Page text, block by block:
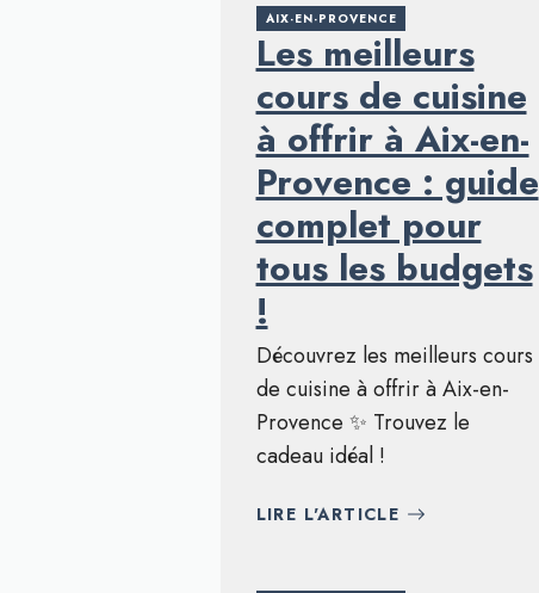
AIX-EN-PROVENCE
Les meilleurs
cours de cuisine
à offrir à Aix-en-
Provence : guide
complet pour
tous les budgets
!
Découvrez les meilleurs cours
de cuisine à offrir à Aix-en-
Provence ✨ Trouvez le
cadeau idéal !
LIRE L'ARTICLE